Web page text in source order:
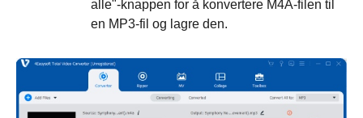
alle"-knappen for å konvertere M4A-filen til
en MP3-fil og lagre den.